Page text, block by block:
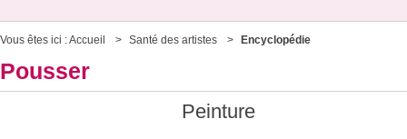
Vous êtes ici :Accueil Santé des artistes Encyclopédie
Pousser
Peinture